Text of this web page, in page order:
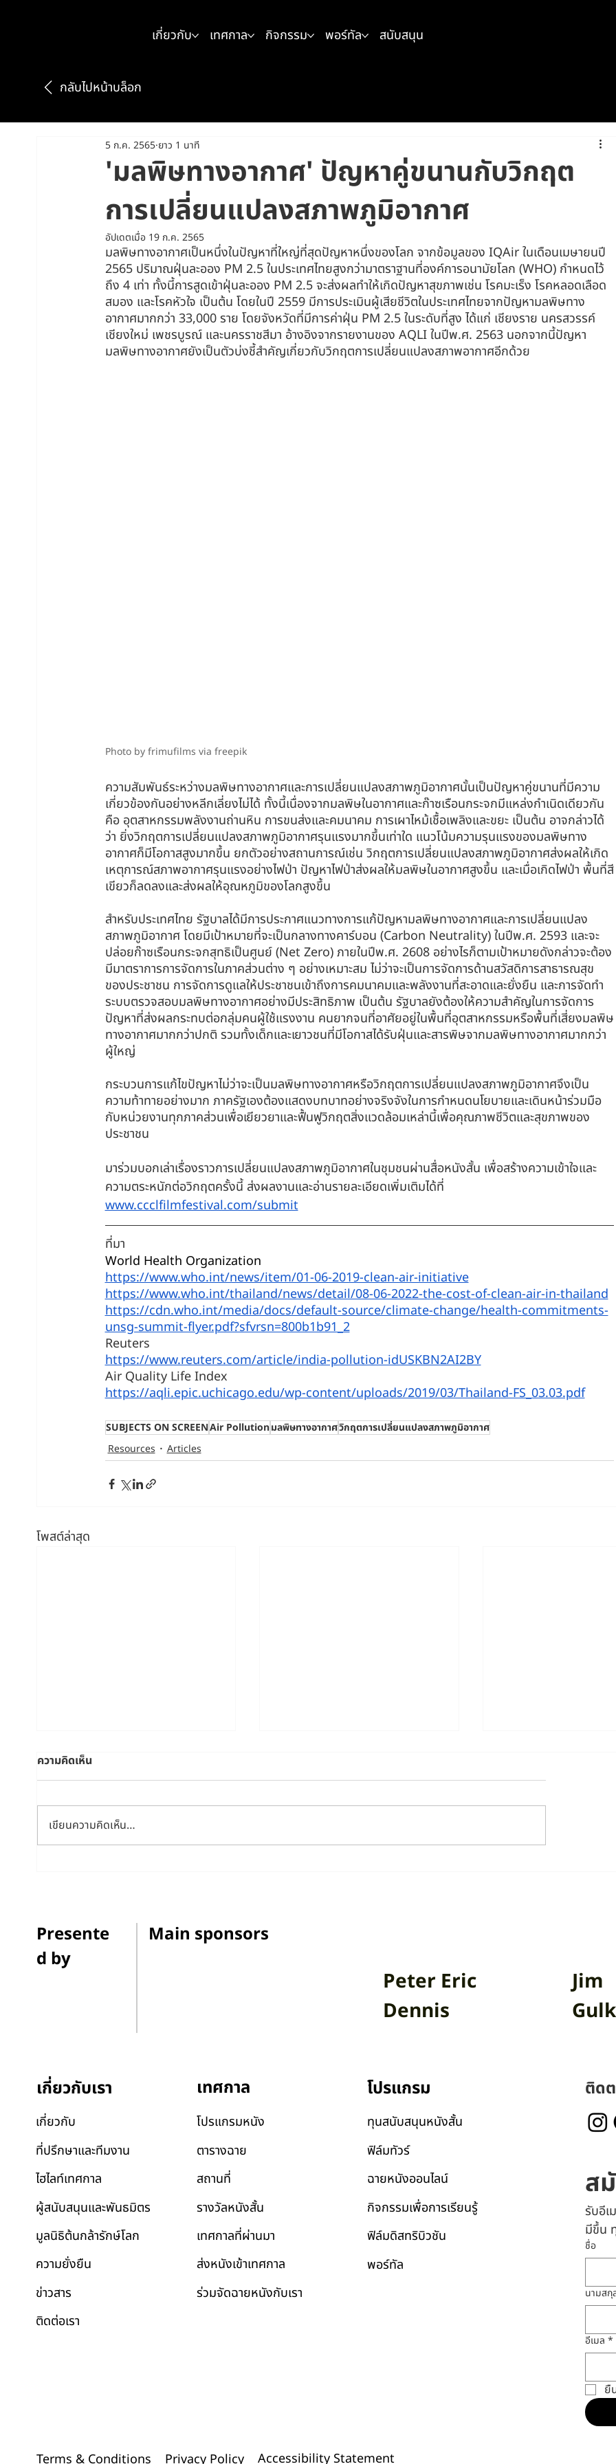
เกี่ยวกับ เทศกาล กิจกรรม พอร์ทัล สนับสนุน
กลับไปหน้าบล็อก
'มลพิษทางอากาศ' ปัญหาคู่ขนานกับวิกฤต
การเปลี่ยนแปลงสภาพภูมิอากาศ
5 ก.ค. 2565 ยาว 1 นาที
อัปเดตเมื่อ 19 ก.ค. 2565
มลพิษทางอากาศเป็นหนึ่งในปัญหาที่ใหญ่ที่สุดปัญหาหนึ่งของโลก จากข้อมูลของ IQAir ในเดือนเมษายนปี
2565 ปริมาณฝุ่นละออง PM 2.5 ในประเทศไทยสูงกว่ามาตราฐานที่องค์การอนามัยโลก (WHO) กำหนดไว้
ถึง 4 เท่า ทั้งนี้การสูดเข้าฝุ่นละออง PM 2.5 จะส่งผลทำให้เกิดปัญหาสุขภาพเช่น โรคมะเร็ง โรคหลอดเลือด
สมอง และโรคหัวใจ เป็นต้น โดยในปี 2559 มีการประเมินผู้เสียชีวิตในประเทศไทยจากปัญหามลพิษทาง
อากาศมากกว่า 33,000 ราย โดยจังหวัดที่มีการค่าฝุ่น PM 2.5 ในระดับที่สูง ได้แก่ เชียงราย นครสวรรค์
เชียงใหม่ เพชรบูรณ์ และนครราชสีมา อ้างอิงจากรายงานของ AQLI ในปีพ.ศ. 2563 นอกจากนี้ปัญหา
มลพิษทางอากาศยังเป็นตัวบ่งชี้สำคัญเกี่ยวกับวิกฤตการเปลี่ยนแปลงสภาพอากาศอีกด้วย
Photo by frimufilms via freepik
ความสัมพันธ์ระหว่างมลพิษทางอากาศและการเปลี่ยนแปลงสภาพภูมิอากาศนั้นเป็นปัญหาคู่ขนานที่มีความ
เกี่ยวข้องกันอย่างหลีกเลี่ยงไม่ได้ ทั้งนี้เนื่องจากมลพิษในอากาศและก๊าซเรือนกระจกมีแหล่งกำเนิดเดียวกัน
คือ อุตสาหกรรมพลังงานถ่านหิน การขนส่งและคมนาคม การเผาไหม้เชื้อเพลิงและขยะ เป็นต้น อาจกล่าวได้
ว่า ยิ่งวิกฤตการเปลี่ยนแปลงสภาพภูมิอากาศรุนแรงมากขึ้นเท่าใด แนวโน้มความรุนแรงของมลพิษทาง
อากาศก็มีโอกาสสูงมากขึ้น ยกตัวอย่างสถานการณ์เช่น วิกฤตการเปลี่ยนแปลงสภาพภูมิอากาศส่งผลให้เกิด
เหตุการณ์สภาพอากาศรุนแรงอย่างไฟป่า ปัญหาไฟป่าส่งผลให้มลพิษในอากาศสูงขึ้น และเมื่อเกิดไฟป่า พื้นที่สี
เขียวก็ลดลงและส่งผลให้อุณหภูมิของโลกสูงขึ้น
สำหรับประเทศไทย รัฐบาลได้มีการประกาศแนวทางการแก้ปัญหามลพิษทางอากาศและการเปลี่ยนแปลง
สภาพภูมิอากาศ โดยมีเป้าหมายที่จะเป็นกลางทางคาร์บอน (Carbon Neutrality) ในปีพ.ศ. 2593 และจะ
ปล่อยก๊าซเรือนกระจกสุทธิเป็นศูนย์ (Net Zero) ภายในปีพ.ศ. 2608 อย่างไรก็ตามเป้าหมายดังกล่าวจะต้อง
มีมาตราการการจัดการในภาคส่วนต่าง ๆ อย่างเหมาะสม ไม่ว่าจะเป็นการจัดการด้านสวัสดิการสาธารณสุข
ของประชาชน การจัดการดูแลให้ประชาชนเข้าถึงการคมนาคมและพลังงานที่สะอาดและยั่งยืน และการจัดทำ
ระบบตรวจสอบมลพิษทางอากาศอย่างมีประสิทธิภาพ เป็นต้น รัฐบาลยังต้องให้ความสำคัญในการจัดการ
ปัญหาที่ส่งผลกระทบต่อกลุ่มคนผู้ใช้แรงงาน คนยากจนที่อาศัยอยู่ในพื้นที่อุตสาหกรรมหรือพื้นที่เสี่ยงมลพิษ
ทางอากาศมากกว่าปกติ รวมทั้งเด็กและเยาวชนที่มีโอกาสได้รับฝุ่นและสารพิษจากมลพิษทางอากาศมากกว่า
ผู้ใหญ่
กระบวนการแก้ไขปัญหาไม่ว่าจะเป็นมลพิษทางอากาศหรือวิกฤตการเปลี่ยนแปลงสภาพภูมิอากาศจึงเป็น
ความท้าทายอย่างมาก ภาครัฐเองต้องแสดงบทบาทอย่างจริงจังในการกำหนดนโยบายและเดินหน้าร่วมมือ
กับหน่วยงานทุกภาคส่วนเพื่อเยียวยาและฟื้นฟูวิกฤตสิ่งแวดล้อมเหล่านี้เพื่อคุณภาพชีวิตและสุขภาพของ
ประชาชน
มาร่วมบอกเล่าเรื่องราวการเปลี่ยนแปลงสภาพภูมิอากาศในชุมชนผ่านสื่อหนังสั้น เพื่อสร้างความเข้าใจและ
ความตระหนักต่อวิกฤตครั้งนี้ ส่งผลงานและอ่านรายละเอียดเพิ่มเติมได้ที่
www.ccclfilmfestival.com/submit
ที่มา
World Health Organization
https://www.who.int/news/item/01-06-2019-clean-air-initiative
https://www.who.int/thailand/news/detail/08-06-2022-the-cost-of-clean-air-in-thailand
https://cdn.who.int/media/docs/default-source/climate-change/health-commitments-
unsg-summit-flyer.pdf?sfvrsn=800b1b91_2
Reuters
https://www.reuters.com/article/india-pollution-idUSKBN2AI2BY
Air Quality Life Index
https://aqli.epic.uchicago.edu/wp-content/uploads/2019/03/Thailand-FS_03.03.pdf
SUBJECTS ON SCREENAir Pollutionมลพิษทางอากาศวิกฤตการเปลี่ยนแปลงสภาพภูมิอากาศ
Resources
Articles
โพสต์ล่าสุด
ความคิดเห็น
เขียนความคิดเห็น…
Presente
d by
Main sponsors
Peter Eric
Dennis
Jim
ติด
ส
รับอีเ
มีขึ้น
ชื่อ
นามสกุ
อีเมล *
ยื
Terms & Conditions Privacy Policy Accessibility Statement
เกี่ยวกับเรา
เกี่ยวกับ
ที่ปรึกษาและทีมงาน
ไฮไลท์เทศกาล
ผู้สนับสนุนและพันธมิตร
มูลนิธิต้นกล้ารักษ์โลก
ความยั่งยืน
ข่าวสาร
ติดต่อเรา
เทศกาล
โปรแกรมหนัง
ตารางฉาย
สถานที่
รางวัลหนังสั้น
เทศกาลที่ผ่านมา
ส่งหนังเข้าเทศกาล
ร่วมจัดฉายหนังกับเรา
โปรแกรม
ทุนสนับสนุนหนังสั้น
ฟิล์มทัวร์
ฉายหนังออนไลน์
กิจกรรมเพื่อการเรียนรู้
ฟิล์มดิสทริบิวชัน
พอร์ทัล